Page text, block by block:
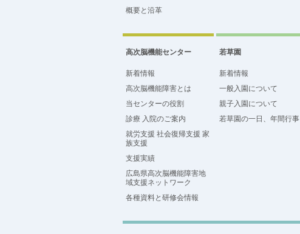
概要と沿革
高次脳機能センター
新着情報
高次脳機能障害とは
当センターの役割
診療 入院のご案内
就労支援 社会復帰支援 家
族支援
支援実績
広島県高次脳機能障害地
域支援ネットワーク
各種資料と研修会情報
若草園
新着情報
一般入園について
親子入園について
若草園の一日、年間行事